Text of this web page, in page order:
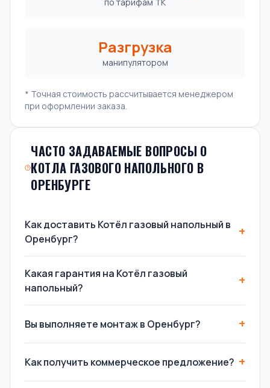
Разгрузка
манипулятором
* Точная стоимость рассчитывается менеджером
при оформлении заказа.
ЧАСТО ЗАДАВАЕМЫЕ ВОПРОСЫ О
КОТЛА ГАЗОВОГО НАПОЛЬНОГО В
ОРЕНБУРГЕ
Как доставить Котёл газовый напольный в
Оренбург?
Какая гарантия на Котёл газовый
напольный?
Вы выполняете монтаж в Оренбург?
Как получить коммерческое предложение?